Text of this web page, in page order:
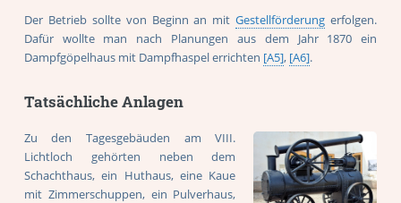
Der Betrieb sollte von Beginn an mitGestellförderung erfolgen.
Dafür wollte man nach Planungen aus dem Jahr 1870 ein
Dampfgöpelhaus mit Dampfhaspel errichten [A5], [A6].
Tatsächliche Anlagen
Zu den Tagesgebäuden am VIII.
Lichtloch gehörten neben dem
Schachthaus, ein Huthaus, eine Kaue
mit Zimmerschuppen, ein Pulverhaus,